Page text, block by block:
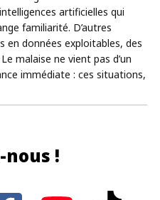
artificielles qui
familiarité. D’autres
données exploitables, des
malaise ne vient pas d’un
immédiate : ces situations,
nous !